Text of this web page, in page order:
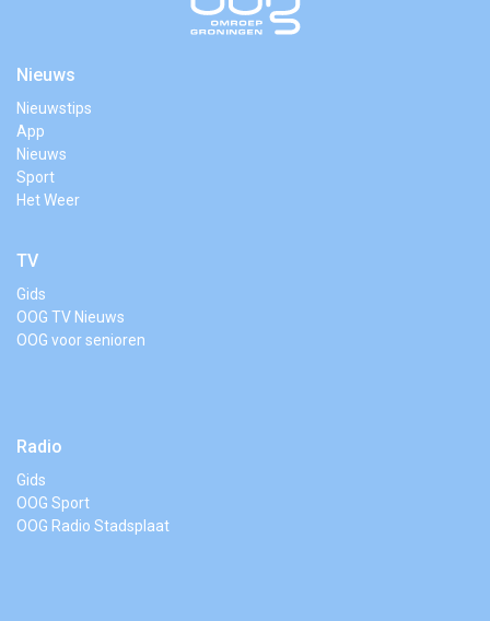
Nieuws
Nieuwstips
App
Nieuws
Sport
Het Weer
TV
Gids
OOG TV Nieuws
OOG voor senioren
Radio
Gids
OOG Sport
OOG Radio Stadsplaat